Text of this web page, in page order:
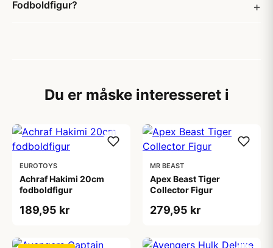
Fodboldfigur?
Du er måske interesseret i
EUROTOYS
Achraf Hakimi 20cm
fodboldfigur
189,95 kr
MR BEAST
Apex Beast Tiger
Collector Figur
279,95 kr